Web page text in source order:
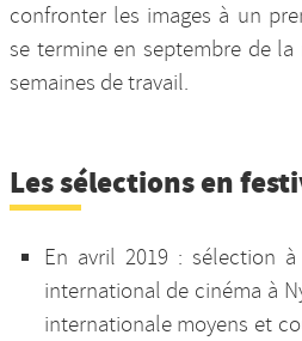
confronter les images à un
se termine en septembre de
semaines de travail.
Les sélections en
En avril 2019 : sélection
international de cinéma à
internationale moyens et